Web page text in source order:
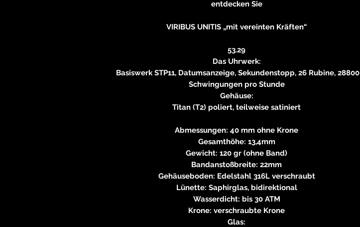
entdecken Sie
VIRIBUS UNITIS „mit vereinten Kräften“
53.29
Das Uhrwerk:
Basiswerk STP11, Datumsanzeige, Sekundenstopp, 26 Rubine, 28800
Schwingungen pro Stunde
Gehäuse:
Titan (T2) poliert, teilweise satiniert
Abmessungen: 40 mm ohne Krone
Gesamthöhe: 13,4mm
Gewicht: 120 gr (ohne Band)
Bandanstoßbreite: 22mm
Gehäuseboden: Edelstahl 316L verschraubt
Lünette: Saphirglas, bidirektional
Wasserdicht: bis 30 ATM
Krone: verschraubte Krone
Glas: